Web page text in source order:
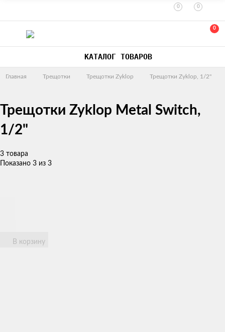
0 0
0
КАТАЛОГ ТОВАРОВ
Главная Трещотки Трещотки Zyklop Трещотки Zyklop, 1/2"
Трещотки Zyklop Metal Switch,
1/2"
3 товара
Показано 3 из 3
В корзину